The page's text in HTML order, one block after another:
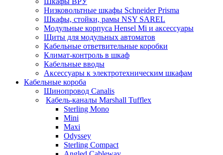
Низковольтные шкафы Schneider Prisma
Шкафы, стойки, рамы NSY SAREL
Модульные корпуса Hensel Mi и аксессуары
Щиты для модульных автоматов
Кабельные ответвительные коробки
Климат-контроль в шкаф
Кабельные вводы
Аксессуары к электротехническим шкафам
Кабельные короба
Шинопровод Canalis
Кабель-каналы Marshall Tufflex
Sterling Mono
Mini
Maxi
Odyssey
Sterling Compact